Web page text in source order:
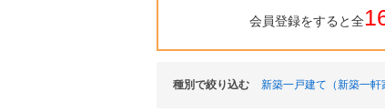
会員登録をすると全
種別で絞り込む 新築一戸建て（新築一軒